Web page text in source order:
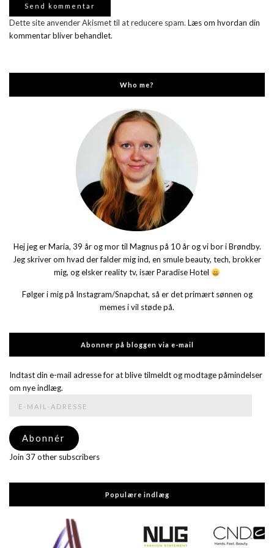
Dette site anvender Akismet til at reducere spam. Læs om hvordan din
kommentar bliver behandlet.
Who me?
Hej jeg er Maria, 39 år og mor til Magnus på 10 år og vi bor i Brøndby.
Jeg skriver om hvad der falder mig ind, en smule beauty, tech, brokker
mig, og elsker reality tv, især Paradise Hotel
Følger i mig på Instagram/Snapchat, så er det primært sønnen og
memes i vil støde på.
Abonner på bloggen via e-mail
Indtast din e-mail adresse for at blive tilmeldt og modtage påmindelser
om nye indlæg.
adresse
Abonnér
Join 37 other subscribers
Populære indlæg